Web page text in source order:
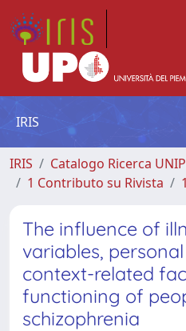
IRIS
IRIS
Catalogo Ricerca
1 Contributo su Rivista
The influence of
variables,
context-related
functioning of
schizophrenia